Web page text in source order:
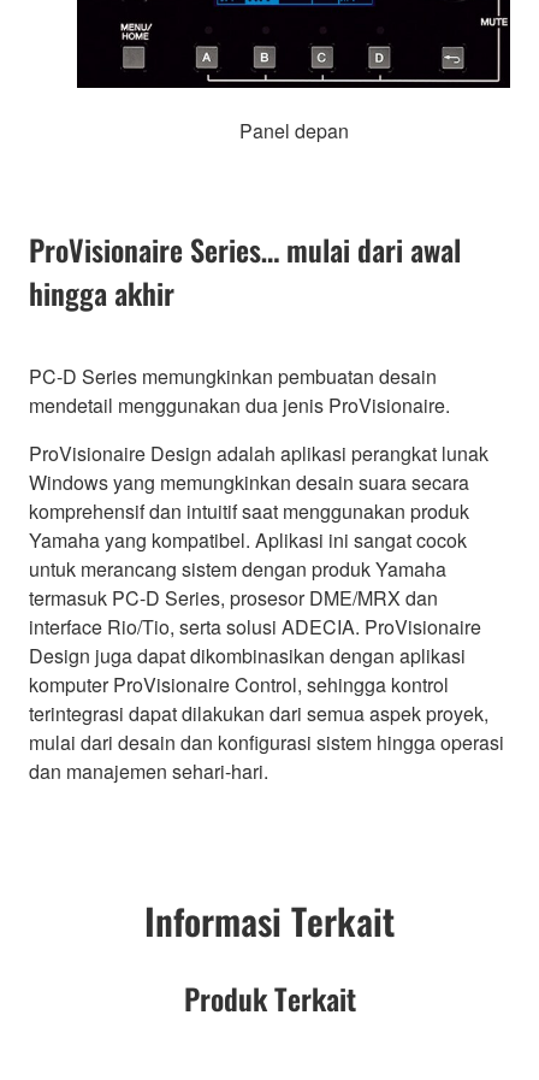
Panel depan
ProVisionaire Series… mulai dari awal
hingga akhir
PC-D Series memungkinkan pembuatan desain
mendetail menggunakan dua jenis ProVisionaire.
ProVisionaire Design adalah aplikasi perangkat lunak
Windows yang memungkinkan desain suara secara
komprehensif dan intuitif saat menggunakan produk
Yamaha yang kompatibel. Aplikasi ini sangat cocok
untuk merancang sistem dengan produk Yamaha
termasuk PC-D Series, prosesor DME/MRX dan
interface Rio/Tio, serta solusi ADECIA. ProVisionaire
Design juga dapat dikombinasikan dengan aplikasi
komputer ProVisionaire Control, sehingga kontrol
terintegrasi dapat dilakukan dari semua aspek proyek,
mulai dari desain dan konfigurasi sistem hingga operasi
dan manajemen sehari-hari.
Informasi Terkait
Produk Terkait